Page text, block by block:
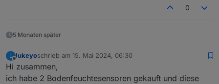
0
5 Monaten später
L lukeyoschrieb am 15. Mai 2024, 06:30
zuletzt editiert von
Hi zusammen,
ich habe 2 Bodenfeuchtesensoren gekauft und diese